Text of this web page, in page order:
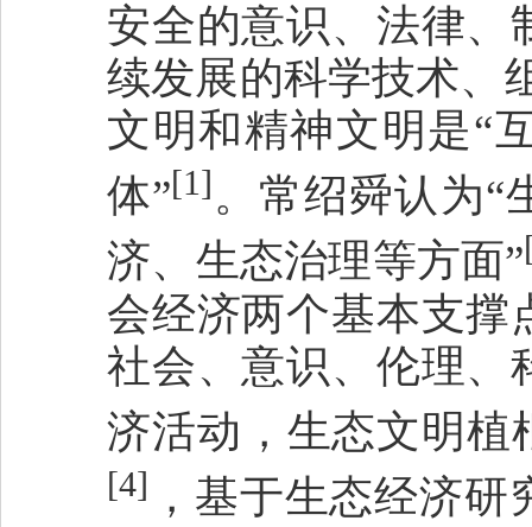
安全的意识、法律、
续发展的科学技术、
文明和精神文明是“
体”[1]。常绍舜认为“
济、生态治理等方面”
会经济两个基本支撑
社会、意识、伦理、
济活动，生态文明植
[4] ，基于生态经济